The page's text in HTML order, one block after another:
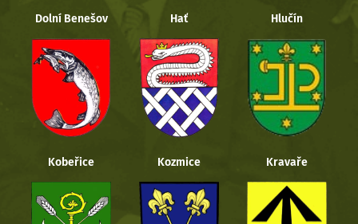
Dolní Benešov Hať Hlučín
Kobeřice Kozmice Kravaře